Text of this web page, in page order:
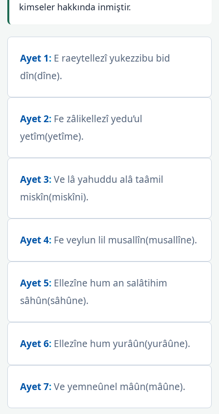
kimseler hakkında inmiştir.
Ayet 1: E raeytellezî yukezzibu bid
dîn(dîne).
Ayet 2: Fe zâlikellezî yedu’ul
yetîm(yetîme).
Ayet 3:Ve lâ yahuddu alâ taâmil
miskîn(miskîni).
Ayet 4: Fe veylun lil musallîn(musallîne).
Ayet 5: Ellezîne hum an salâtihim
sâhûn(sâhûne).
Ayet 6: Ellezîne hum yurâûn(yurâûne).
Ayet 7:Ve yemneûnel mâûn(mâûne).